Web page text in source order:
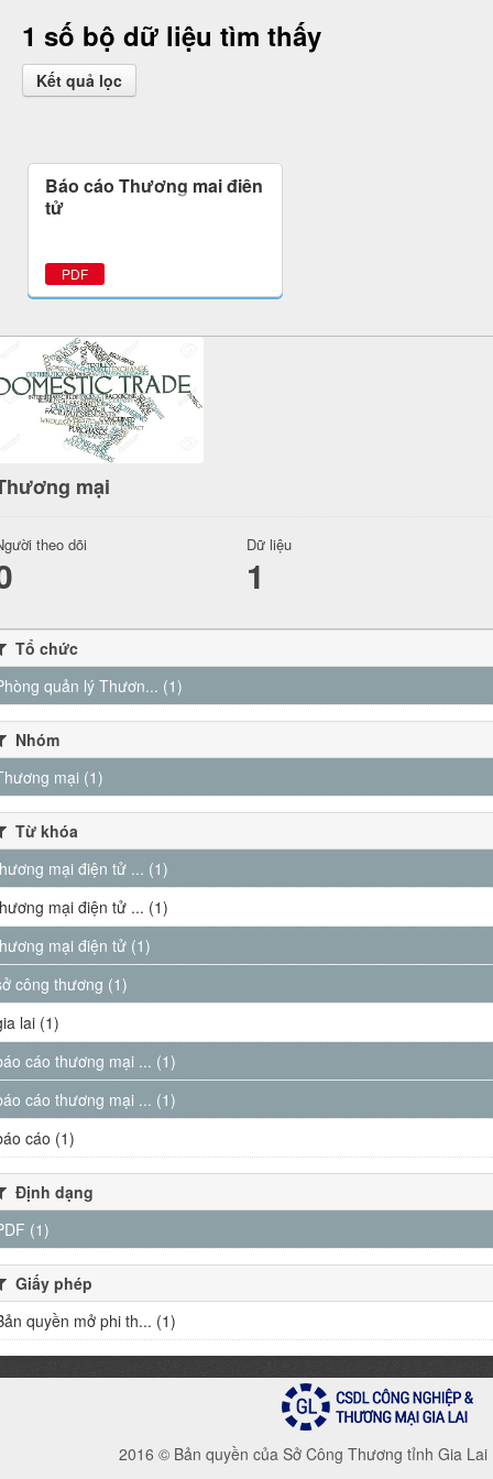
1 số bộ dữ liệu tìm thấy
Kết quả lọc
Báo cáo Thương mại điện
tử
PDF
mại
theo dõi Dữ liệu
1
Tổ chức
quản lý Thươn... (1)
Nhóm
mại (1)
Từ khóa
mại điện tử ... (1)
mại điện tử ... (1)
mại điện tử (1)
công thương (1)
lai (1)
cáo thương mại ... (1)
cáo thương mại ... (1)
cáo (1)
Định dạng
(1)
Giấy phép
quyền mở phi th... (1)
2016 © Bản quyền của Sở Công Thương tỉnh Gia Lai